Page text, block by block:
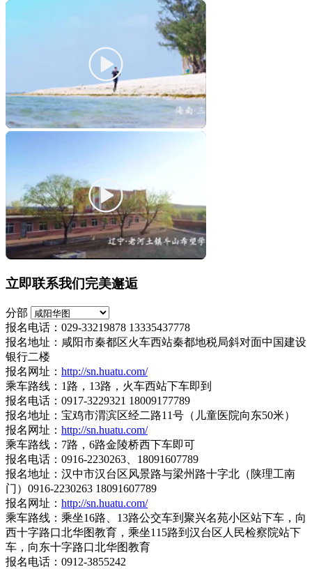
立即联系我们完美邂逅
分部
报名电话：029-33219878 13335437778
报名地址：咸阳市秦都区火车西站秦都地税局斜对面中国建设
银行二楼
报名网址： http://sn.huatu.com/
乘车路线：1路，13路，火车西站下车即到
报名电话：0917-3229321 18009177789
报名地址：宝鸡市渭滨区经二路11号（儿童医院向东50米）
报名网址： http://sn.huatu.com/
乘车路线：7路，6路金陵桥西下车即可
报名电话：0916-2230263、18091607789
报名地址：汉中市汉台区风景路与梁州路十字北（陕理工南
门）0916-2230263 18091607789
报名网址： http://sn.huatu.com/
乘车路线：乘坐16路、13路公交车到聚兴名苑小区站下车，向
西十字路口北华图教育，乘坐115路到汉台区人民检察院站下
车，向东十字路口北华图教育
报名电话：0912-3855242